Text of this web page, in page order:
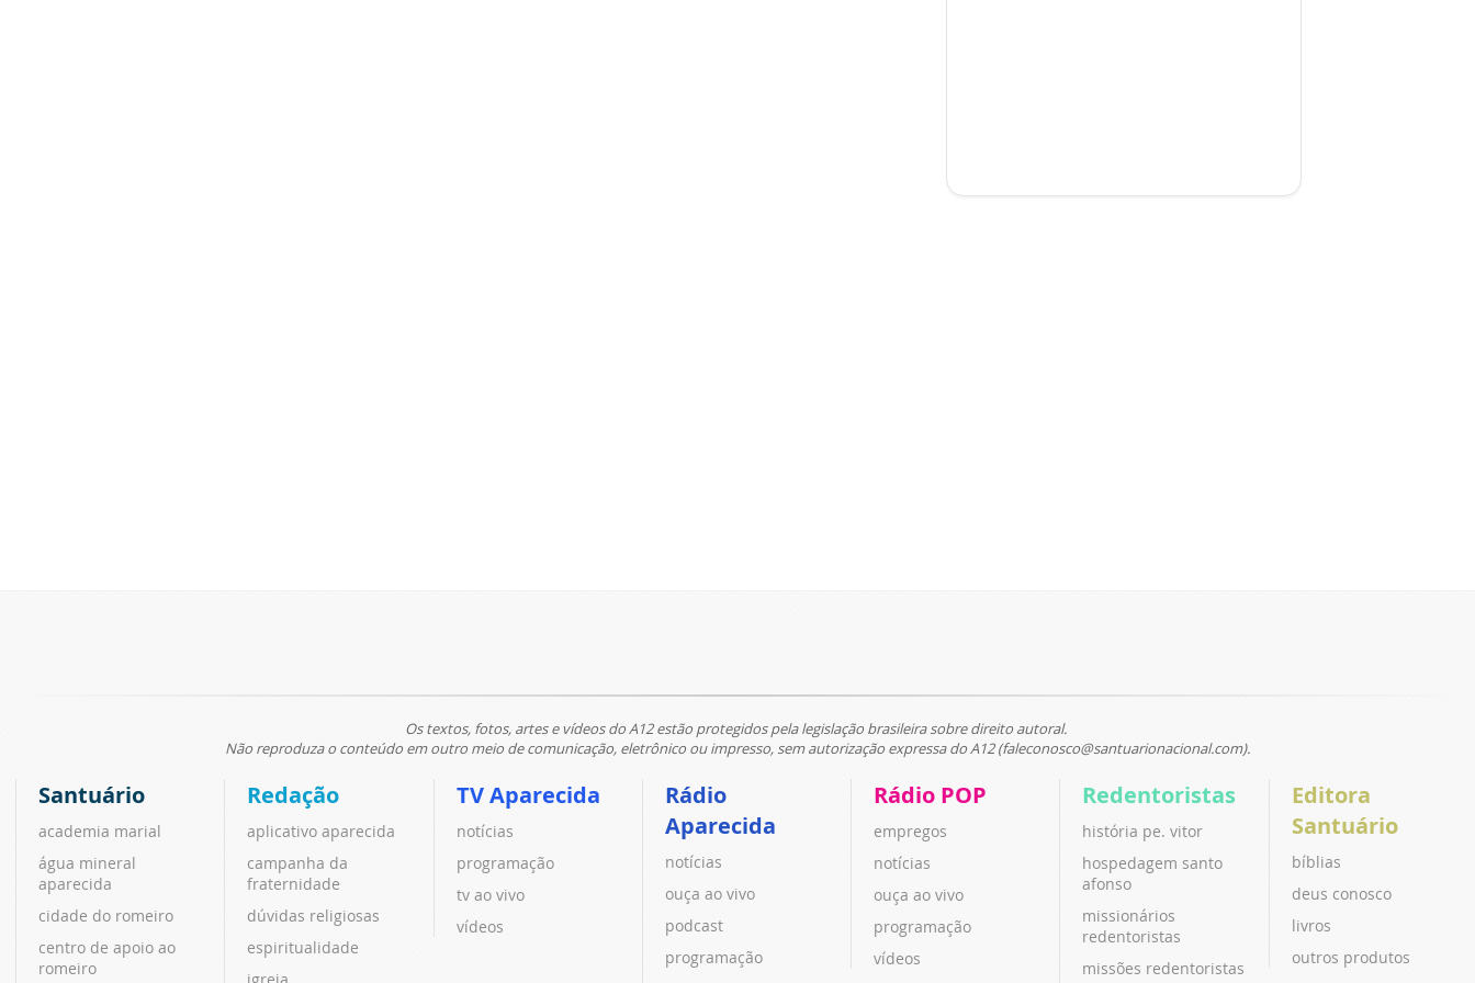
Os textos, fotos, artes e vídeos do A12 estão protegidos pela legislação brasileira sobre direito autoral.
Não reproduza o conteúdo em outro meio de comunicação, eletrônico ou impresso, sem autorização expressa do A12 (faleconosco@santuarionacional.com).
Santuário
academia marial
água mineral
aparecida
cidade do romeiro
centro de apoio ao
romeiro
Redação
aplicativo aparecida
campanha da
fraternidade
dúvidas religiosas
espiritualidade
igreja
TV Aparecida
notícias
programação
tv ao vivo
vídeos
Rádio
Aparecida
notícias
ouça ao vivo
podcast
programação
Rádio POP
empregos
notícias
ouça ao vivo
programação
vídeos
Redentoristas
história pe. vitor
hospedagem santo
afonso
missionários
redentoristas
missões redentoristas
Editora
Santuário
bíblias
deus conosco
livros
outros produtos